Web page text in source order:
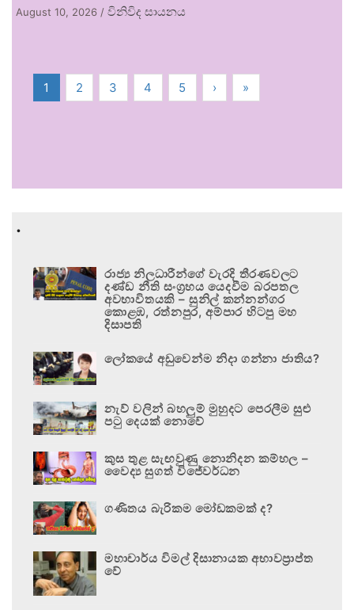
August 10, 2026 / විනිවිද සායනය
1 2 3 4 5 › »
.
රාජ්‍ය නිලධාරීන්ගේ වැරදි තීරණවලට
දණ්ඩ නීති සංග්‍රහය යෙදවීම බරපතල
අවභාවිතයකි – සුනිල් කන්නන්ගර
කොළඹ, රත්නපුර, අම්පාර හිටපු මහ
දිසාපති
ලෝකයේ අඩුවෙන්ම නිදා ගන්නා ජාතිය?
නැව් වලින් බහලුම් මුහුදට පෙරලීම සුළු
පටු දෙයක් නොවේ
කුස තුළ සැඟවුණු නොනිදන කම්හල –
වෛද්‍ය සුගත් විජේවර්ධන
ගණිතය බැරිකම මෝඩකමක් ද?
මහාචාර්ය විමල් දිසානායක අභාවප්‍රාප්ත
වේ